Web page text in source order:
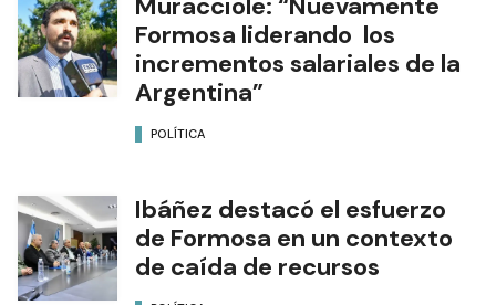
Formosa liderando los
incrementos salariales de la
Argentina”
POLÍTICA
Ibáñez destacó el esfuerzo
de Formosa en un contexto
de caída de recursos